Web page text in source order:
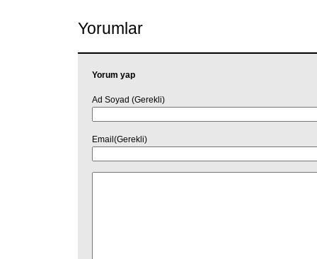
Yorumlar
Yorum yap
Ad Soyad (Gerekli)
Email(Gerekli)